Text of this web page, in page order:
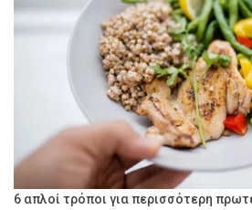
6 απλοί τρόποι για περισσότερη